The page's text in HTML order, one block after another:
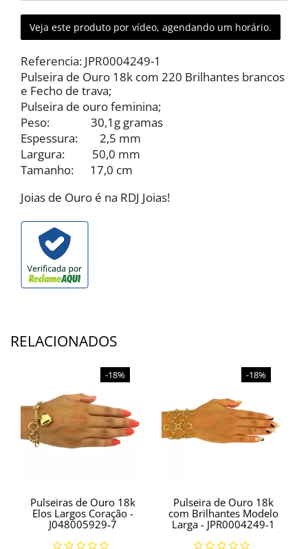
Veja este produto por vídeo, agendando um horário.
Referencia: JPR0004249-1
Pulseira de Ouro 18k com 220 Brilhantes brancos
e Fecho de trava;
Pulseira de ouro feminina;
Peso: 30,1g gramas
Espessura: 2,5 mm
Largura: 50,0 mm
Tamanho: 17,0 cm
Joias de Ouro é na RDJ Joias!
RELACIONADOS
-18%
Pulseiras de Ouro 18k
Elos Largos Coração -
J048005929-7
-18%
Pulseira de Ouro 18k
com Brilhantes Modelo
Larga - JPR0004249-1